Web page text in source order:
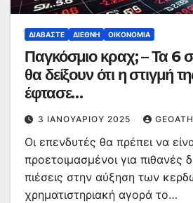
ΔΙΑΒΆΣΤΕ ΔΙΕΘΝΉ ΟΙΚΟΝΟΜΊΑ
Παγκόσμιο κραχ; – Τα 6
θα δείξουν ότι η στιγμή
έφτασε…
3 ΙΑΝΟΥΑΡΊΟΥ 2025
Οι επενδυτές θα πρέπει να
προετοιμασμένοι για πιθανές
πιέσεις στην αύξηση των
χρηματιστηριακή αγορά το…